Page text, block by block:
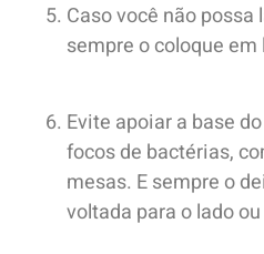
Caso você não possa
sempre o coloque
Evite apoiar a base
focos de bactérias,
mesas. E sempre o
voltada para o lado